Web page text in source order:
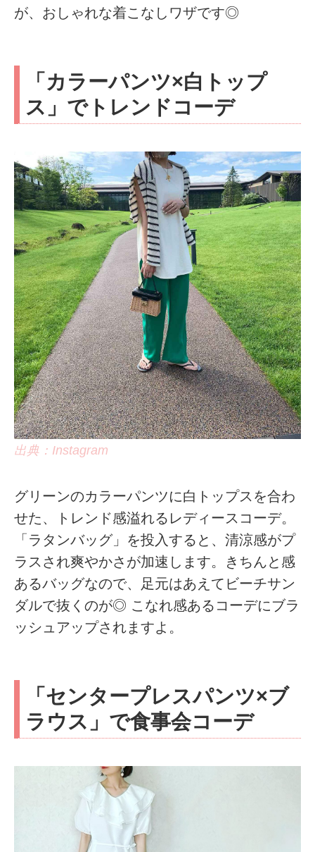
が、おしゃれな着こなしワザです◎
「カラーパンツ×白トップ
ス」でトレンドコーデ
出典：Instagram
グリーンのカラーパンツに白トップスを合わ
せた、トレンド感溢れるレディースコーデ。
「ラタンバッグ」を投入すると、清涼感がプ
ラスされ爽やかさが加速します。きちんと感
あるバッグなので、足元はあえてビーチサン
ダルで抜くのが◎ こなれ感あるコーデにブラ
ッシュアップされますよ。
「センタープレスパンツ×ブ
ラウス」で食事会コーデ